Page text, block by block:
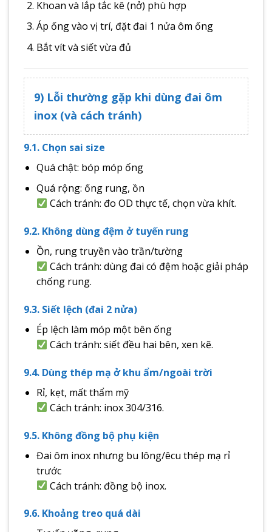
Khoan và lắp tắc kê (nở) phù hợp
Áp ống vào vị trí, đặt đai 1 nửa ôm ống
Bắt vít và siết vừa đủ
9) Lỗi thường gặp khi dùng đai ôm
inox (và cách tránh)
9.1. Chọn sai size
Quá chật: bóp móp ống
Quá rộng: ống rung, ồn
Cách tránh: đo OD thực tế, chọn vừa khít.
9.2. Không dùng đệm ở tuyến rung
Ồn, rung truyền vào trần/tường
Cách tránh: dùng đai có đệm hoặc giải pháp
chống rung.
9.3. Siết lệch (đai 2 nửa)
Ép lệch làm móp một bên ống
Cách tránh: siết đều hai bên, xen kẽ.
9.4. Dùng thép mạ ở khu ẩm/ngoài trời
Rỉ, kẹt, mất thẩm mỹ
Cách tránh: inox 304/316.
9.5. Không đồng bộ phụ kiện
Đai ôm inox nhưng bu lông/êcu thép mạ rỉ
trước
Cách tránh: đồng bộ inox.
9.6. Khoảng treo quá dài